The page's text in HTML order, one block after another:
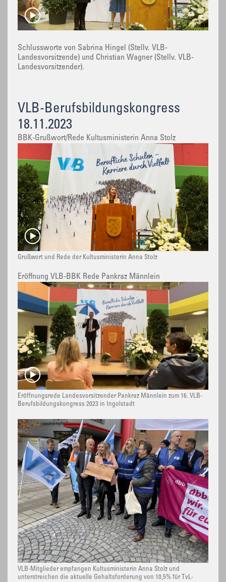
Schlussworte von Sabrina Hingel (Stellv. VLB-
Landesvorsitzende) und Christian Wagner (Stellv. VLB-
Landesvorsitzender).
VLB-Berufsbildungskongress
18.11.2023
BBK-Grußwort/Rede Kultusministerin Anna Stolz
Grußwort und Rede der Kultusministerin Anna Stolz
Eröffnung VLB-BBK Rede Pankraz Männlein
Eröffnungsrede Landesvorsitzender Pankraz Männlein zum 16. VLB-
Berufsbildungskongress 2023 in Ingolstadt
VLB-Mitglieder empfangen Kultusministerin Anna Stolz und
unterstreichen die aktuelle Gehaltsforderung von 10,5% für TvL-